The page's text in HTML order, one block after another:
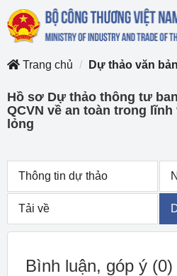
Trang chủ
Dự thảo văn bản
Hồ sơ Dự thảo thông tư
QCVN về an toàn trong
lỏng
Thông tin dự thảo
Tải về
Bình luận, góp ý (0)